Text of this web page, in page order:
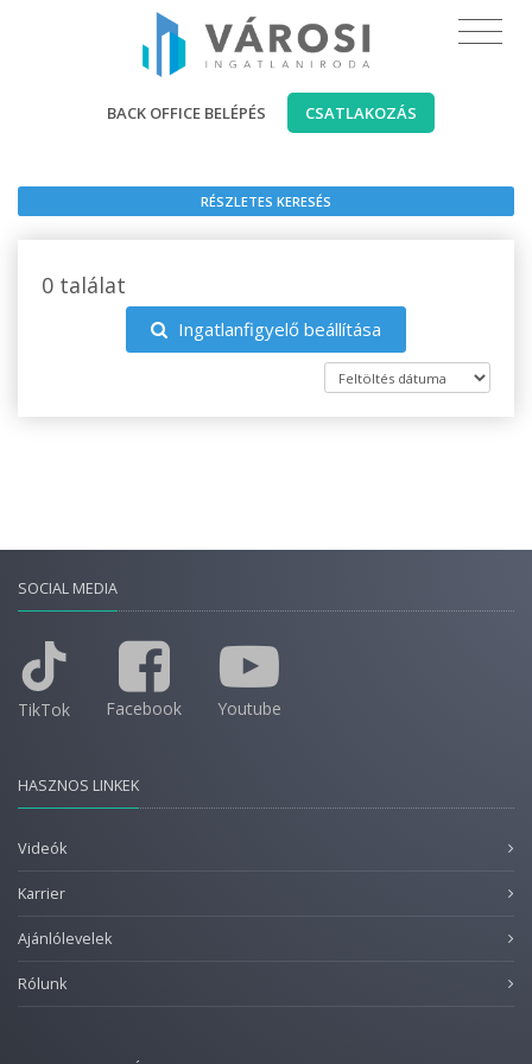
BACK OFFICE BELÉPÉS CSATLAKOZÁS
RÉSZLETES KERESÉS
0 találat
Ingatlanfigyelő beállítása
SOCIAL MEDIA
TikTok Facebook Youtube
HASZNOS LINKEK
Videók
Karrier
Ajánlólevelek
Rólunk